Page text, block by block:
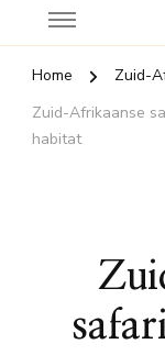
Home Zuid-
Zuid-Afrikaanse
habitat